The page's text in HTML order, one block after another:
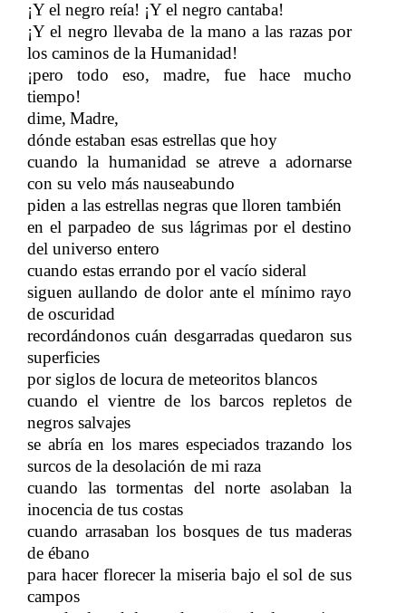
¡Y el negro reía! ¡Y el negro cantaba!
¡Y el negro llevaba de la mano a las razas por
los caminos de la Humanidad!
¡pero todo eso, madre, fue hace mucho
tiempo!
dime, Madre,
dónde estaban esas estrellas que hoy
cuando la humanidad se atreve a adornarse
con su velo más nauseabundo
piden a las estrellas negras que lloren también
en el parpadeo de sus lágrimas por el destino
del universo entero
cuando estas errando por el vacío sideral
siguen aullando de dolor ante el mínimo rayo
de oscuridad
recordándonos cuán desgarradas quedaron sus
superficies
por siglos de locura de meteoritos blancos
cuando el vientre de los barcos repletos de
negros salvajes
se abría en los mares especiados trazando los
surcos de la desolación de mi raza
cuando las tormentas del norte asolaban la
inocencia de tus costas
cuando arrasaban los bosques de tus maderas
de ébano
para hacer florecer la miseria bajo el sol de sus
campos